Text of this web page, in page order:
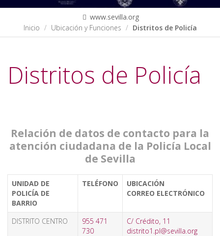
www.sevilla.org
Inicio
Ubicación y Funciones Distritos de Policía
Distritos de Policía
Relación de datos de contacto para la
atención ciudadana de la Policía Local
de Sevilla
UNIDAD DE
POLICÍA DE
BARRIO
TELÉFONO
UBICACIÓN
CORREO ELECTRÓNICO
DISTRITO CENTRO
955 471
730
C/ Crédito, 11
distrito1.pl@sevilla.org